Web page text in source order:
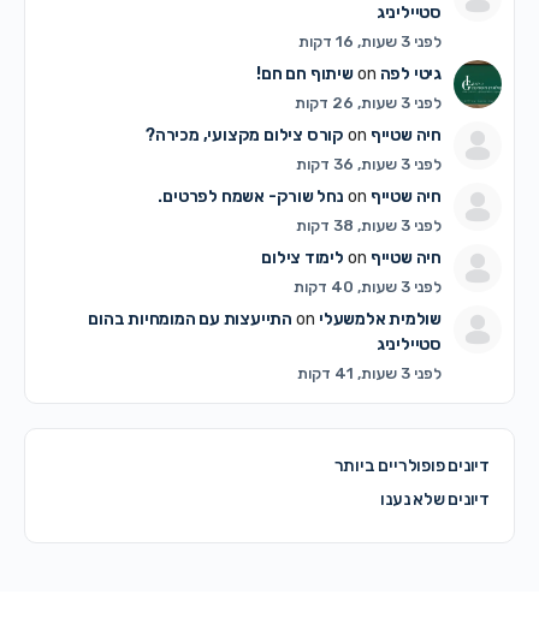
סטייליניג
לפני 3 שעות, 16 דקות
גיטי לפה שיתוף חם חם!
לפני 3 שעות, 26 דקות
חיה שטייף קורס צילום מקצועי, מכירה?
לפני 3 שעות, 36 דקות
חיה שטייף נחל שורק- אשמח לפרטים.
לפני 3 שעות, 38 דקות
חיה שטייף לימוד צילום
לפני 3 שעות, 40 דקות
שולמית אלמשעלי
התייעצות עם המומחיות בהום
סטייליניג
לפני 3 שעות, 41 דקות
דיונים פופולריים ביותר
דיונים שלא נענו